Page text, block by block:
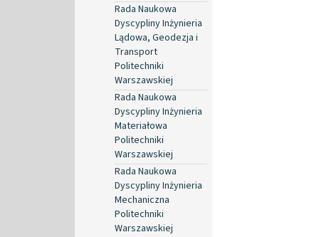
Rada Naukowa
Dyscypliny Inżynieria
Lądowa, Geodezja i
Transport
Politechniki
Warszawskiej
Rada Naukowa
Dyscypliny Inżynieria
Materiałowa
Politechniki
Warszawskiej
Rada Naukowa
Dyscypliny Inżynieria
Mechaniczna
Politechniki
Warszawskiej